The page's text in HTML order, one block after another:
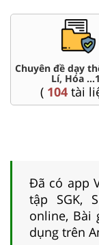
Chuyên đề dạy
Lí, Hóa
( 104tài
Đã có app
tập SGK,
online, Bài
dụng trên